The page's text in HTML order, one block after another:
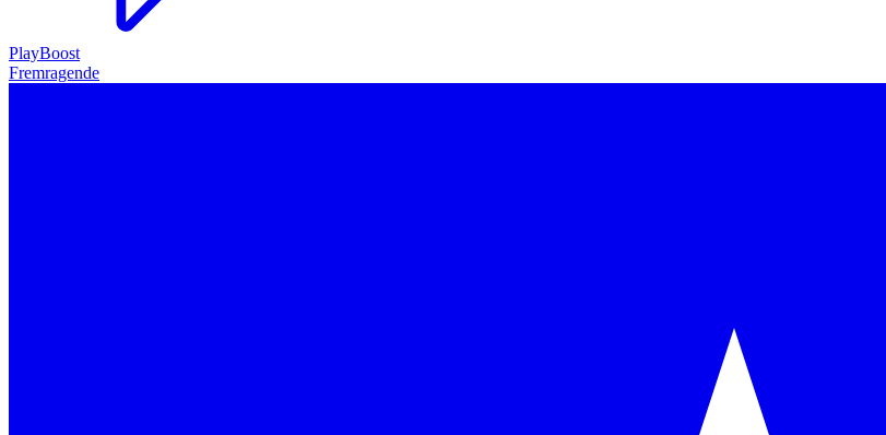
PlayBoost
Fremragende